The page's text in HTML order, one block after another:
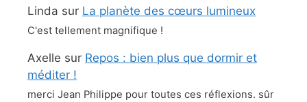
Linda sur La planète des cœurs lumineux
C'est tellement magnifique !
Axelle sur Repos : bien plus que dormir et
méditer !
merci Jean Philippe pour toutes ces réflexions. sûr